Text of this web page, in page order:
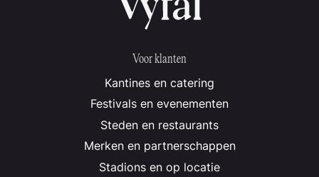
Voor klanten
Kantines en catering
Festivals en evenementen
Steden en restaurants
Merken en partnerschappen
Stadions en op locatie